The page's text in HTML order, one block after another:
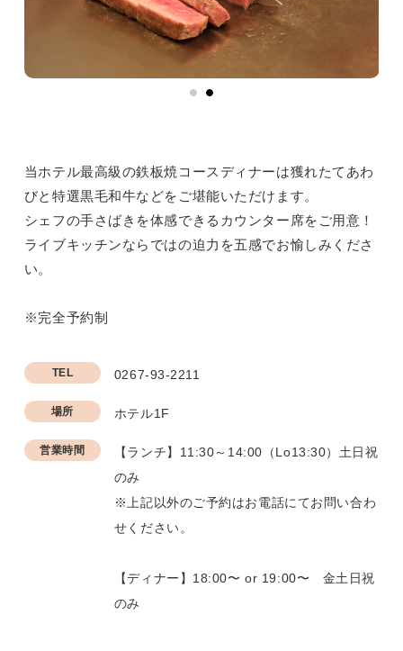
当ホテル最高級の鉄板焼コースディナーは獲れたてあわ
びと特選黒毛和牛などをご堪能いただけます。
シェフの手さばきを体感できるカウンター席をご用意！
ライブキッチンならではの迫力を五感でお愉しみくださ
い。
※完全予約制
TEL 0267-93-2211
場所 ホテル1F
営業時間
【ランチ】11:30～14:00（Lo13:30）土日祝
のみ
※上記以外のご予約はお電話にてお問い合わ
せください。
【ディナー】18:00〜 or 19:00〜 金土日祝
のみ